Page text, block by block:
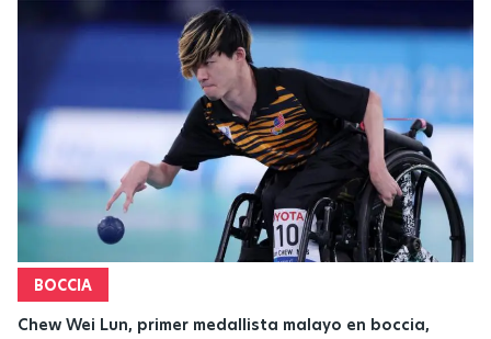
BOCCIA
Chew Wei Lun, primer medallista malayo en boccia,